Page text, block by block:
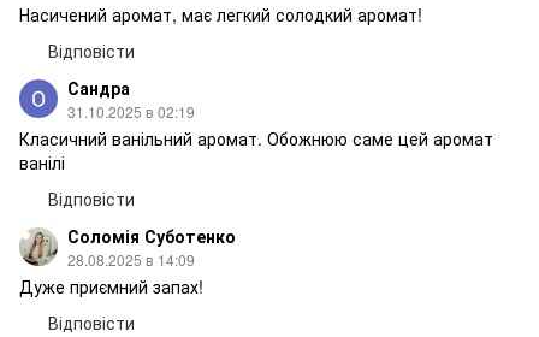
Насичений аромат, має легкий солодкий аромат!
Відповісти
Сандра
31.10.2025 в 02:19
Класичний ванільний аромат. Обожнюю саме цей аромат
ванілі
Відповісти
Соломія Суботенко
28.08.2025 в 14:09
Дуже приємний запах!
Відповісти